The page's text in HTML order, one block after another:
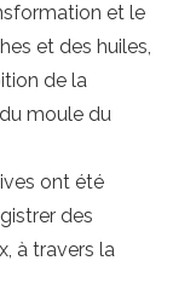
et le
et des huiles,
de la
moule du
ont été
des
à travers la